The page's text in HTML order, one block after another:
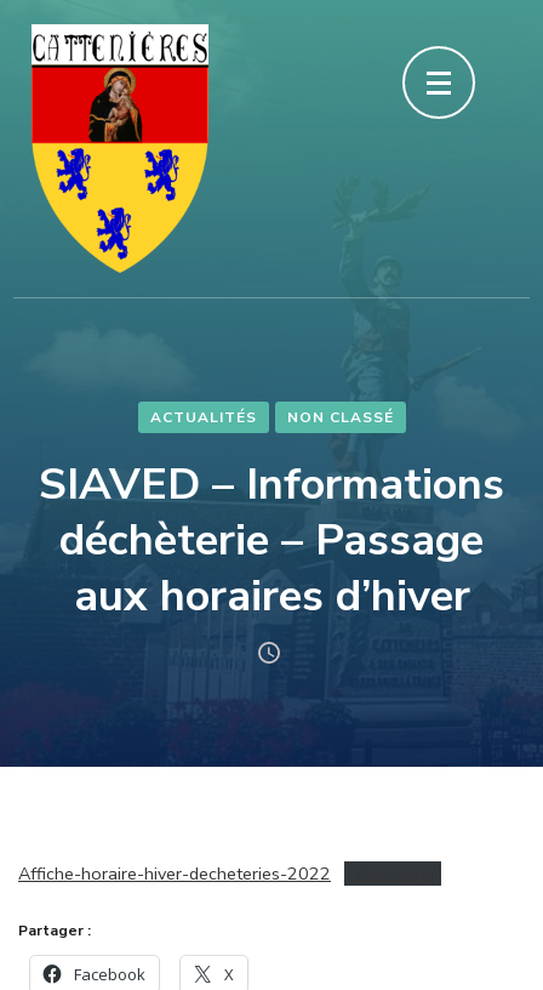
Aller
(Pressez
Entrée)
ACTUALITÉS NON CLASSÉ
SIAVED – Informations
déchèterie – Passage
aux horaires d’hiver
Affiche-horaire-hiver-decheteries-2022
Partager :
Facebook X